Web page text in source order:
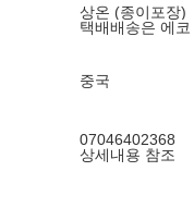
상온 (종이포장)
택배배송은 에
중국
07046402368
상세내용 참조